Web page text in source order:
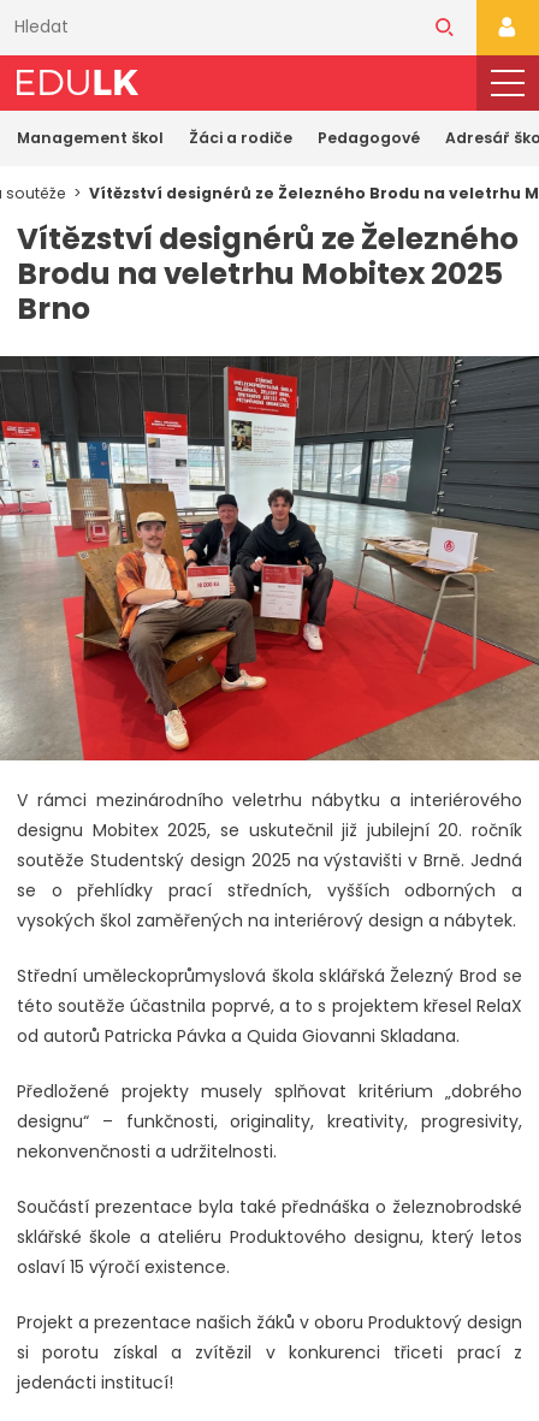
obsahu
Management škol Žáci a rodiče Pedagogové Adresář
soutěže Vítězství designérů ze Železného Brodu na veletrhu
Vítězství designérů ze Železného
Brodu na veletrhu Mobitex 2025
Brno
V rámci mezinárodního veletrhu nábytku a interiérového
designu Mobitex 2025, se uskutečnil již jubilejní 20. ročník
soutěže Studentský design 2025 na výstavišti v Brně. Jedná
se o přehlídky prací středních, vyšších odborných a
vysokých škol zaměřených na interiérový design a nábytek.
Střední uměleckoprůmyslová škola sklářská Železný Brod se
této soutěže účastnila poprvé, a to s projektem křesel RelaX
od autorů Patricka Pávka a Quida Giovanni Skladana.
Předložené projekty musely splňovat kritérium „dobrého
designu“ – funkčnosti, originality, kreativity, progresivity,
nekonvenčnosti a udržitelnosti.
Součástí prezentace byla také přednáška o železnobrodské
sklářské škole a ateliéru Produktového designu, který letos
oslaví 15 výročí existence.
Projekt a prezentace našich žáků v oboru Produktový design
si porotu získal a zvítězil v konkurenci třiceti prací z
jedenácti institucí!